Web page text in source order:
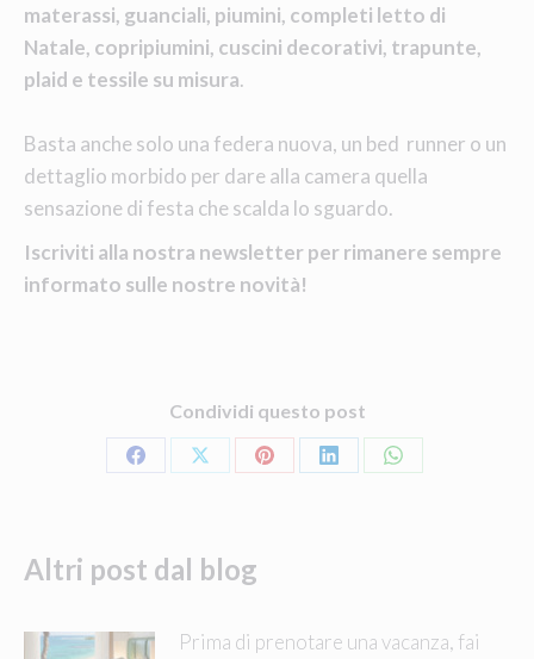
materassi, guanciali, piumini, completi letto di
Natale, copripiumini, cuscini decorativi, trapunte,
plaid e tessile su misura.
Basta anche solo una federa nuova, un bed runner o un
dettaglio morbido per dare alla camera quella
sensazione di festa che scalda lo sguardo.
Iscriviti alla nostra newsletter per rimanere sempre
informato sulle nostre novità!
Condividi questo post
Share
Share
Share
Share
Share
Altri post dal blog
Prima di prenotare una vacanza, fai